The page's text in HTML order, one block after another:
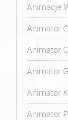
Animacje
Animator
Animator
Animator
Animator
Animator